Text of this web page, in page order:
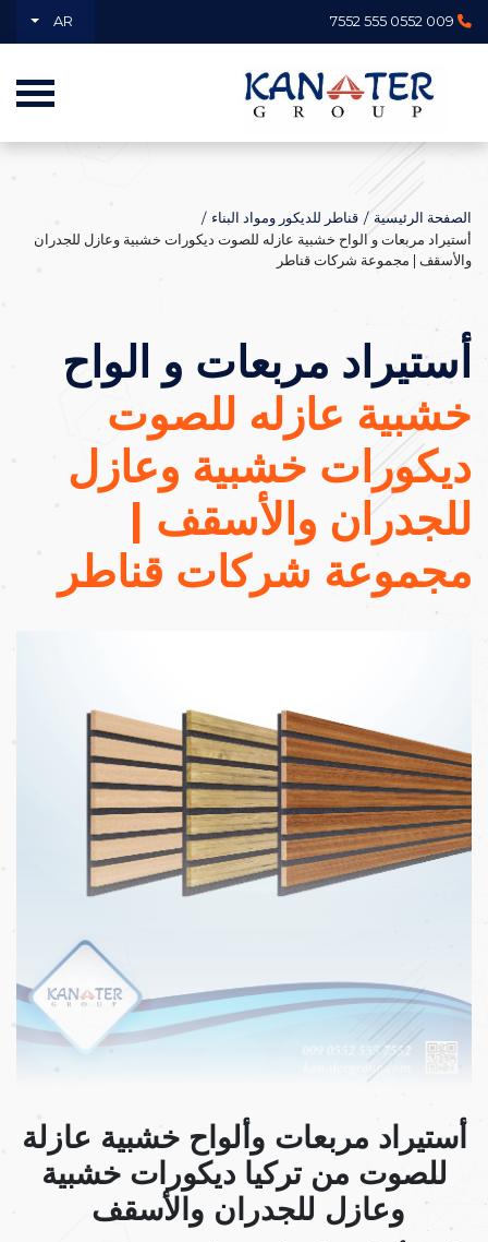
009 0552 555 7552
AR
الصفحة الرئيسية
قناطر للديكور ومواد البناء
أستيراد مربعات و الواح خشبية عازله للصوت ديكورات خشبية وعازل للجدران
والأسقف | مجموعة شركات قناطر
أستيراد مربعات و الواح
خشبية عازله للصوت
ديكورات خشبية وعازل
للجدران والأسقف |
مجموعة شركات قناطر
أستيراد مربعات وألواح خشبية عازلة
للصوت من تركيا ديكورات خشبية
وعازل للجدران والأسقف